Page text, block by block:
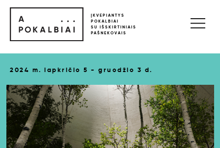
ĮKVEPIANTYS
POKALBIAI
SU IŠSKIRTINIAIS
PAŠNEKOVAIS
2024 m. lapkričio 5 - gruodžio 3 d.